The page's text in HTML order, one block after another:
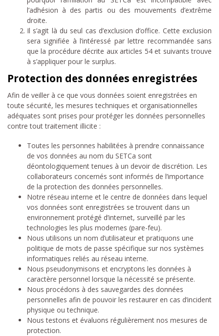
l’adhésion à des partis ou des mouvements d’extrême
droite.
Il s’agit là du seul cas d’exclusion d’office. Cette exclusion
sera signifiée à l’intéressé par lettre recommandée sans
que la procédure décrite aux articles 54 et suivants trouve
à s’appliquer pour le surplus.
Protection des données enregistrées
Afin de veiller à ce que vous données soient enregistrées en
toute sécurité, les mesures techniques et organisationnelles
adéquates sont prises pour protéger les données personnelles
contre tout traitement illicite :
Toutes les personnes habilitées à prendre connaissance
de vos données au nom du SETCa sont
déontologiquement tenues à un devoir de discrétion. Les
collaborateurs concernés sont informés de l’importance
de la protection des données personnelles.
Notre réseau interne et le centre de données dans lequel
vos données sont enregistrées se trouvent dans un
environnement protégé d’internet, surveillé par les
technologies les plus modernes (pare-feu).
Nous utilisons un nom d’utilisateur et pratiquons une
politique de mots de passe spécifique sur nos systèmes
informatiques reliés au réseau interne.
Nous pseudonymisons et encryptons les données à
caractère personnel lorsque la nécessité se présente.
Nous procédons à des sauvegardes des données
personnelles afin de pouvoir les restaurer en cas d’incident
physique ou technique.
Nous testons et évaluons régulièrement nos mesures de
protection.